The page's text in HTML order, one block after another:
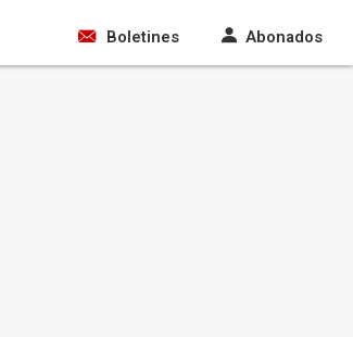
Boletines Abonados